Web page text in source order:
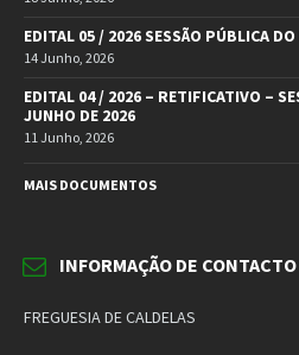
EDITAL 05 / 2026 SESSÃO PÚBLICA
14 Junho, 2026
EDITAL 04 / 2026 – RETIFICATIVO –
JUNHO DE 2026
11 Junho, 2026
MAIS DOCUMENTOS
INFORMAÇÃO DE CONTACTO
FREGUESIA DE CALDELAS